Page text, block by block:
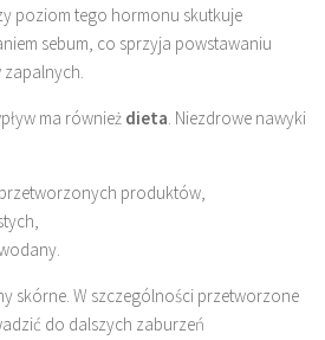
poziom tego hormonu skutkuje
sebum, co sprzyja powstawaniu
ma również dieta. Niezdrowe nawyki
produktów,
skórne. W szczególności przetworzone
do dalszych zaburzeń